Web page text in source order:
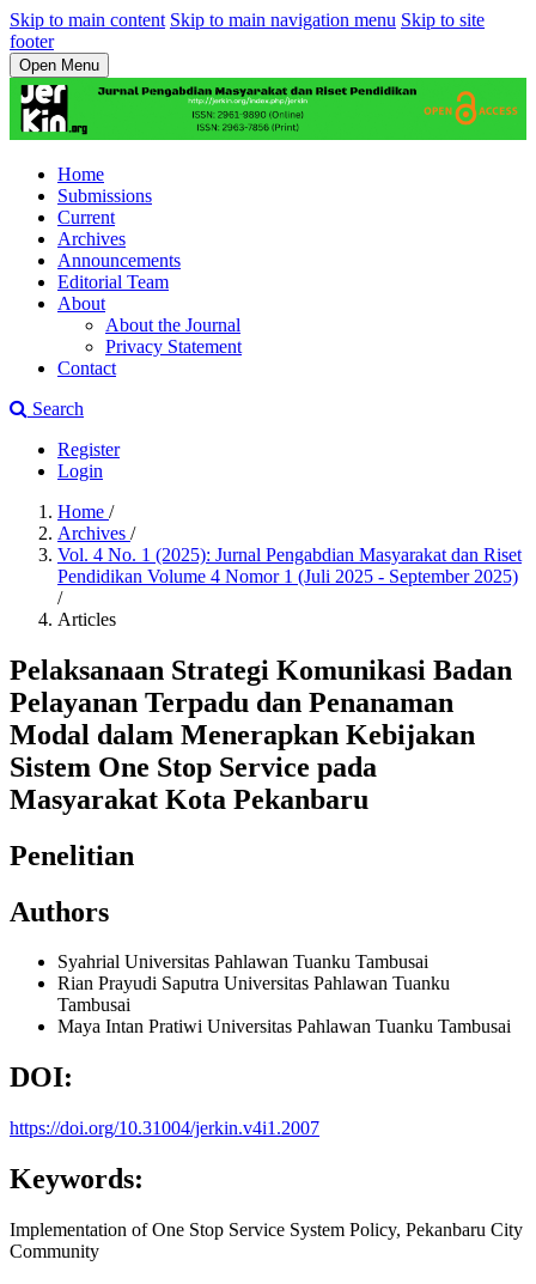
Skip to main content Skip to main navigation menu Skip to site
footer
Open Menu
Home
Submissions
Current
Archives
Announcements
Editorial Team
About
About the Journal
Privacy Statement
Contact
Search
Register
Login
Home /
Archives /
Vol. 4 No. 1 (2025): Jurnal Pengabdian Masyarakat dan Riset
Pendidikan Volume 4 Nomor 1 (Juli 2025 - September 2025)
/
Articles
Pelaksanaan Strategi Komunikasi Badan
Pelayanan Terpadu dan Penanaman
Modal dalam Menerapkan Kebijakan
Sistem One Stop Service pada
Masyarakat Kota Pekanbaru
Penelitian
Authors
Syahrial Universitas Pahlawan Tuanku Tambusai
Rian Prayudi Saputra Universitas Pahlawan Tuanku
Tambusai
Maya Intan Pratiwi Universitas Pahlawan Tuanku Tambusai
DOI:
https://doi.org/10.31004/jerkin.v4i1.2007
Keywords:
Implementation of One Stop Service System Policy, Pekanbaru City
Community